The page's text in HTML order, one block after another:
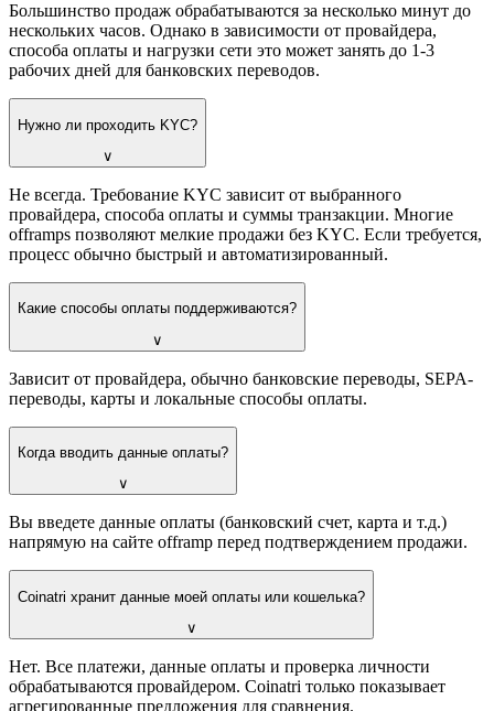
Большинство продаж обрабатываются за несколько минут до
нескольких часов. Однако в зависимости от провайдера,
способа оплаты и нагрузки сети это может занять до 1-3
рабочих дней для банковских переводов.
Нужно ли проходить KYC?
∨
Не всегда. Требование KYC зависит от выбранного
провайдера, способа оплаты и суммы транзакции. Многие
offramps позволяют мелкие продажи без KYC. Если требуется,
процесс обычно быстрый и автоматизированный.
Какие способы оплаты поддерживаются?
∨
Зависит от провайдера, обычно банковские переводы, SEPA-
переводы, карты и локальные способы оплаты.
Когда вводить данные оплаты?
∨
Вы введете данные оплаты (банковский счет, карта и т.д.)
напрямую на сайте offramp перед подтверждением продажи.
Coinatri хранит данные моей оплаты или кошелька?
∨
Нет. Все платежи, данные оплаты и проверка личности
обрабатываются провайдером. Coinatri только показывает
агрегированные предложения для сравнения.